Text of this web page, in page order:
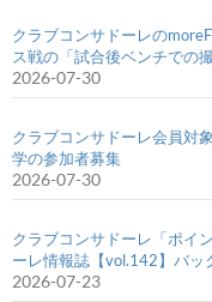
クラブコンサドーレの
ス戦の「試合後ベンチでの
2026-07-30
クラブコンサドーレ会員対
学の参加者募集
2026-07-30
クラブコンサドーレ「ポイ
ーレ情報誌【vol.142】バッ
2026-07-23